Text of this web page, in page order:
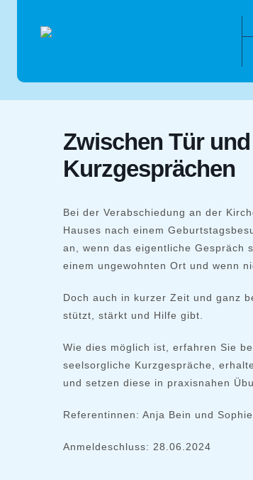
Zwischen Tür
Kurzgesprächen
Bei der Verabschiedung an der
Hauses nach einem
an, wenn das eigentliche Gespräch
einem ungewohnten Ort und wenn
Doch auch in kurzer Zeit und ganz
stützt, stärkt und Hilfe gibt.
Wie dies möglich ist, erfahren Sie
seelsorgliche Kurzgespräche,
und setzen diese in praxisnahen
Referentinnen: Anja Bein und
Anmeldeschluss: 28.06.2024